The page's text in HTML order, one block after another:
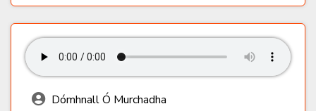
Dómhnall Ó Murchadha